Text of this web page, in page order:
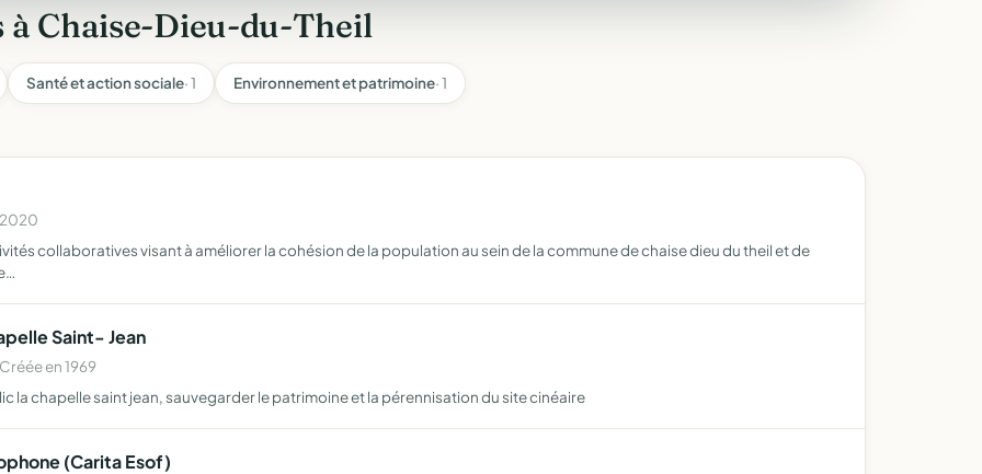
Chaise-Dieu-du-Theil
Santé et action sociale· 1 Environnement et patrimoine· 1
2020
collaboratives visant à améliorer la cohésion de la population au sein de la commune de chaise dieu du theil et de
Saint- Jean
en 1969
la chapelle saint jean, sauvegarder le patrimoine et la pérennisation du site cinéaire
(Carita Esof)